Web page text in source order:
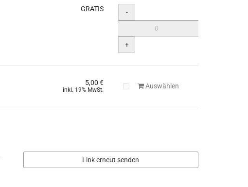
GRATIS Menge
-
+
5,00 €
inkl. 19% MwSt.
Auswählen
Link erneut senden